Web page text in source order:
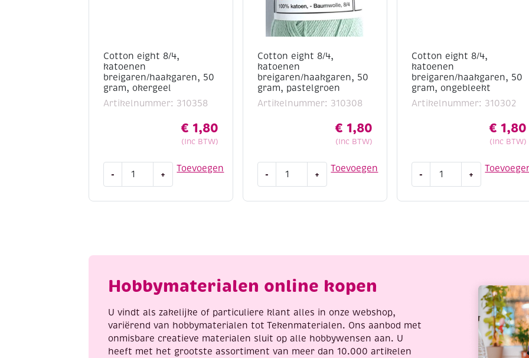
Cotton eight 8/4,
katoenen
breigaren/haakgaren, 50
gram, okergeel
Artikelnummer: 310358
€ 1,80
(Inc BTW)
Toevoegen
-
okergeel
+
Cotton eight 8/4,
katoenen
breigaren/haakgaren, 50
gram, pastelgroen
Artikelnummer: 310308
€ 1,80
(Inc BTW)
Toevoegen
-
pastelgroen
+
Cotton eight 8/4,
katoenen
breigaren/haakgaren, 50
gram, ongebleekt
Artikelnummer: 310302
€ 1,80
(Inc BTW)
-
ongebleekt
+
Hobbymaterialen online kopen
U vindt als zakelijke of particuliere klant alles in onze webshop,
variërend van hobbymaterialen tot Tekenmaterialen. Ons aanbod met
onmisbare creatieve materialen sluit op alle hobbywensen aan. U
heeft met het grootste assortiment van meer dan 10.000 artikelen